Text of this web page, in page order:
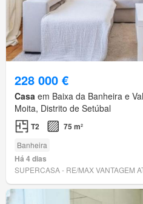
228 000 €
Casa em Baixa da Banheira e
Moita, Distrito de Setúbal
T2 75 m²
Banheira
Há 4 dias
SUPERCASA - RE/MAX VANTAGEM